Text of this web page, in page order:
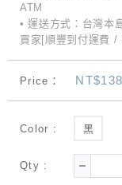
ATM
• 運送方式：台灣本
買家[順豐到付運費 /
Price：
Color : 黑
Qty :